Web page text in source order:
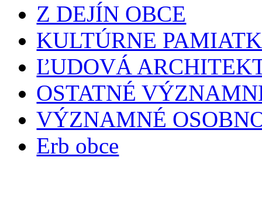
Z DEJÍN OBCE
KULTÚRNE
ĽUDOVÁ
OSTATNÉ
VÝZNAMNÉ
Erb obce